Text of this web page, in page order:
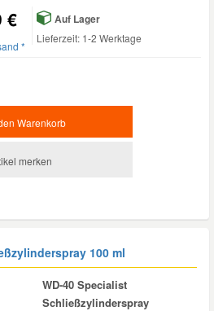
€
*
Auf Lager
Lieferzeit: 1-2 Werktage
Warenkorb
merken
100 ml
WD-40 Specialist
Schließzylinderspray